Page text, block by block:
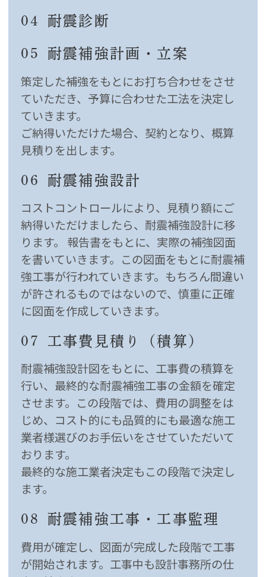
04 耐震診断
05 耐震補強計画・立案
策定した補強をもとにお打ち合わせをさせ
ていただき、予算に合わせた工法を決定し
ていきます。
ご納得いただけた場合、契約となり、概算
見積りを出します。
06 耐震補強設計
コストコントロールにより、見積り額にご
納得いただけましたら、耐震補強設計に移
ります。 報告書をもとに、実際の補強図面
を書いていきます。この図面をもとに耐震補
強工事が行われていきます。もちろん間違い
が許されるものではないので、慎重に正確
に図面を作成していきます。
07 工事費見積り（積算）
耐震補強設計図をもとに、工事費の積算を
行い、最終的な耐震補強工事の金額を確定
させます。この段階では、費用の調整をは
じめ、コスト的にも品質的にも最適な施工
業者様選びのお手伝いをさせていただいて
おります。
最終的な施工業者決定もこの段階で決定し
ます。
08 耐震補強工事・工事監理
費用が確定し、図面が完成した段階で工事
が開始されます。工事中も設計事務所の仕